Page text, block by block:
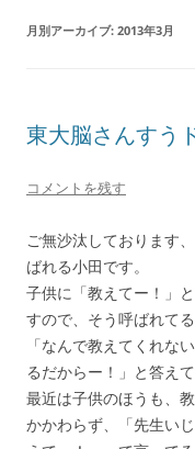
月別アーカイブ: 2013年3月
東大脳さんすう
コメントを残す
ご無沙汰しております
ばれる小田です。
子供に「教えてー！」
すので、そう呼ばれてる
「なんで教えてくれな
るだからー！」と答え
最近は子供のほうも、
かかわらず、「先生い